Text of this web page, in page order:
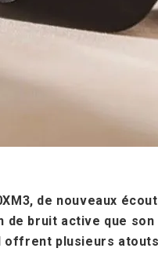
de nouveaux
bruit active que son
offrent plusieurs